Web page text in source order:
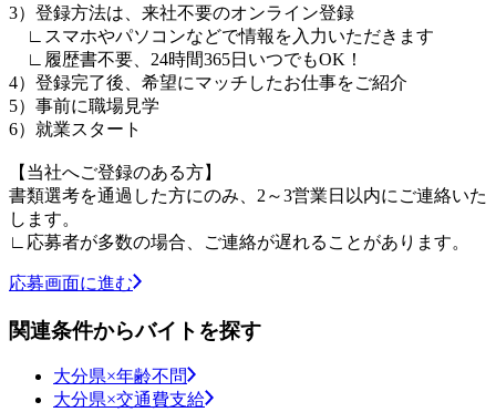
3）登録方法は、来社不要のオンライン登録
∟スマホやパソコンなどで情報を入力いただきます
∟履歴書不要、24時間365日いつでもOK！
4）登録完了後、希望にマッチしたお仕事をご紹介
5）事前に職場見学
6）就業スタート
【当社へご登録のある方】
書類選考を通過した方にのみ、2～3営業日以内にご連絡いた
します。
∟応募者が多数の場合、ご連絡が遅れることがあります。
応募画面に進む
関連条件からバイトを探す
大分県×年齢不問
大分県×交通費支給